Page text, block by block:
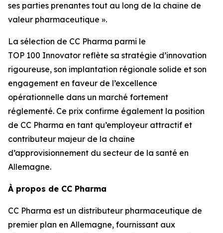
ses parties prenantes tout au long de la chaîne de
valeur pharmaceutique ».
La sélection de CC Pharma parmi le
TOP 100 Innovator reflète sa stratégie d’innovation
rigoureuse, son implantation régionale solide et son
engagement en faveur de l’excellence
opérationnelle dans un marché fortement
réglementé. Ce prix confirme également la position
de CC Pharma en tant qu’employeur attractif et
contributeur majeur de la chaîne
d’approvisionnement du secteur de la santé en
Allemagne.
À propos de CC Pharma
CC Pharma est un distributeur pharmaceutique de
premier plan en Allemagne, fournissant aux